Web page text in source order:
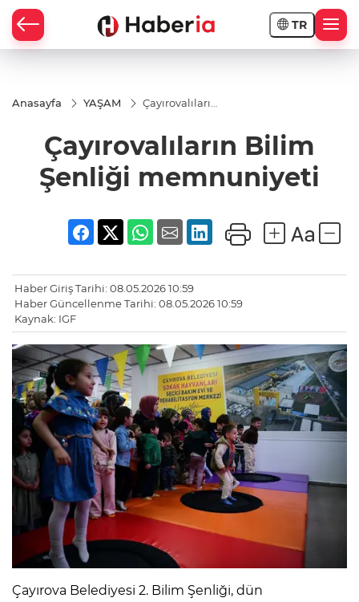
TR
Anasayfa YAŞAM
Çayırovalıların
Çayırovalıların Bilim
Şenliği memnuniyeti
Haber Giriş Tarihi: 08.05.2026 10:59
Haber Güncellenme Tarihi: 08.05.2026 10:59
Kaynak: IGF
Çayırova Belediyesi 2. Bilim Şenliği, dün